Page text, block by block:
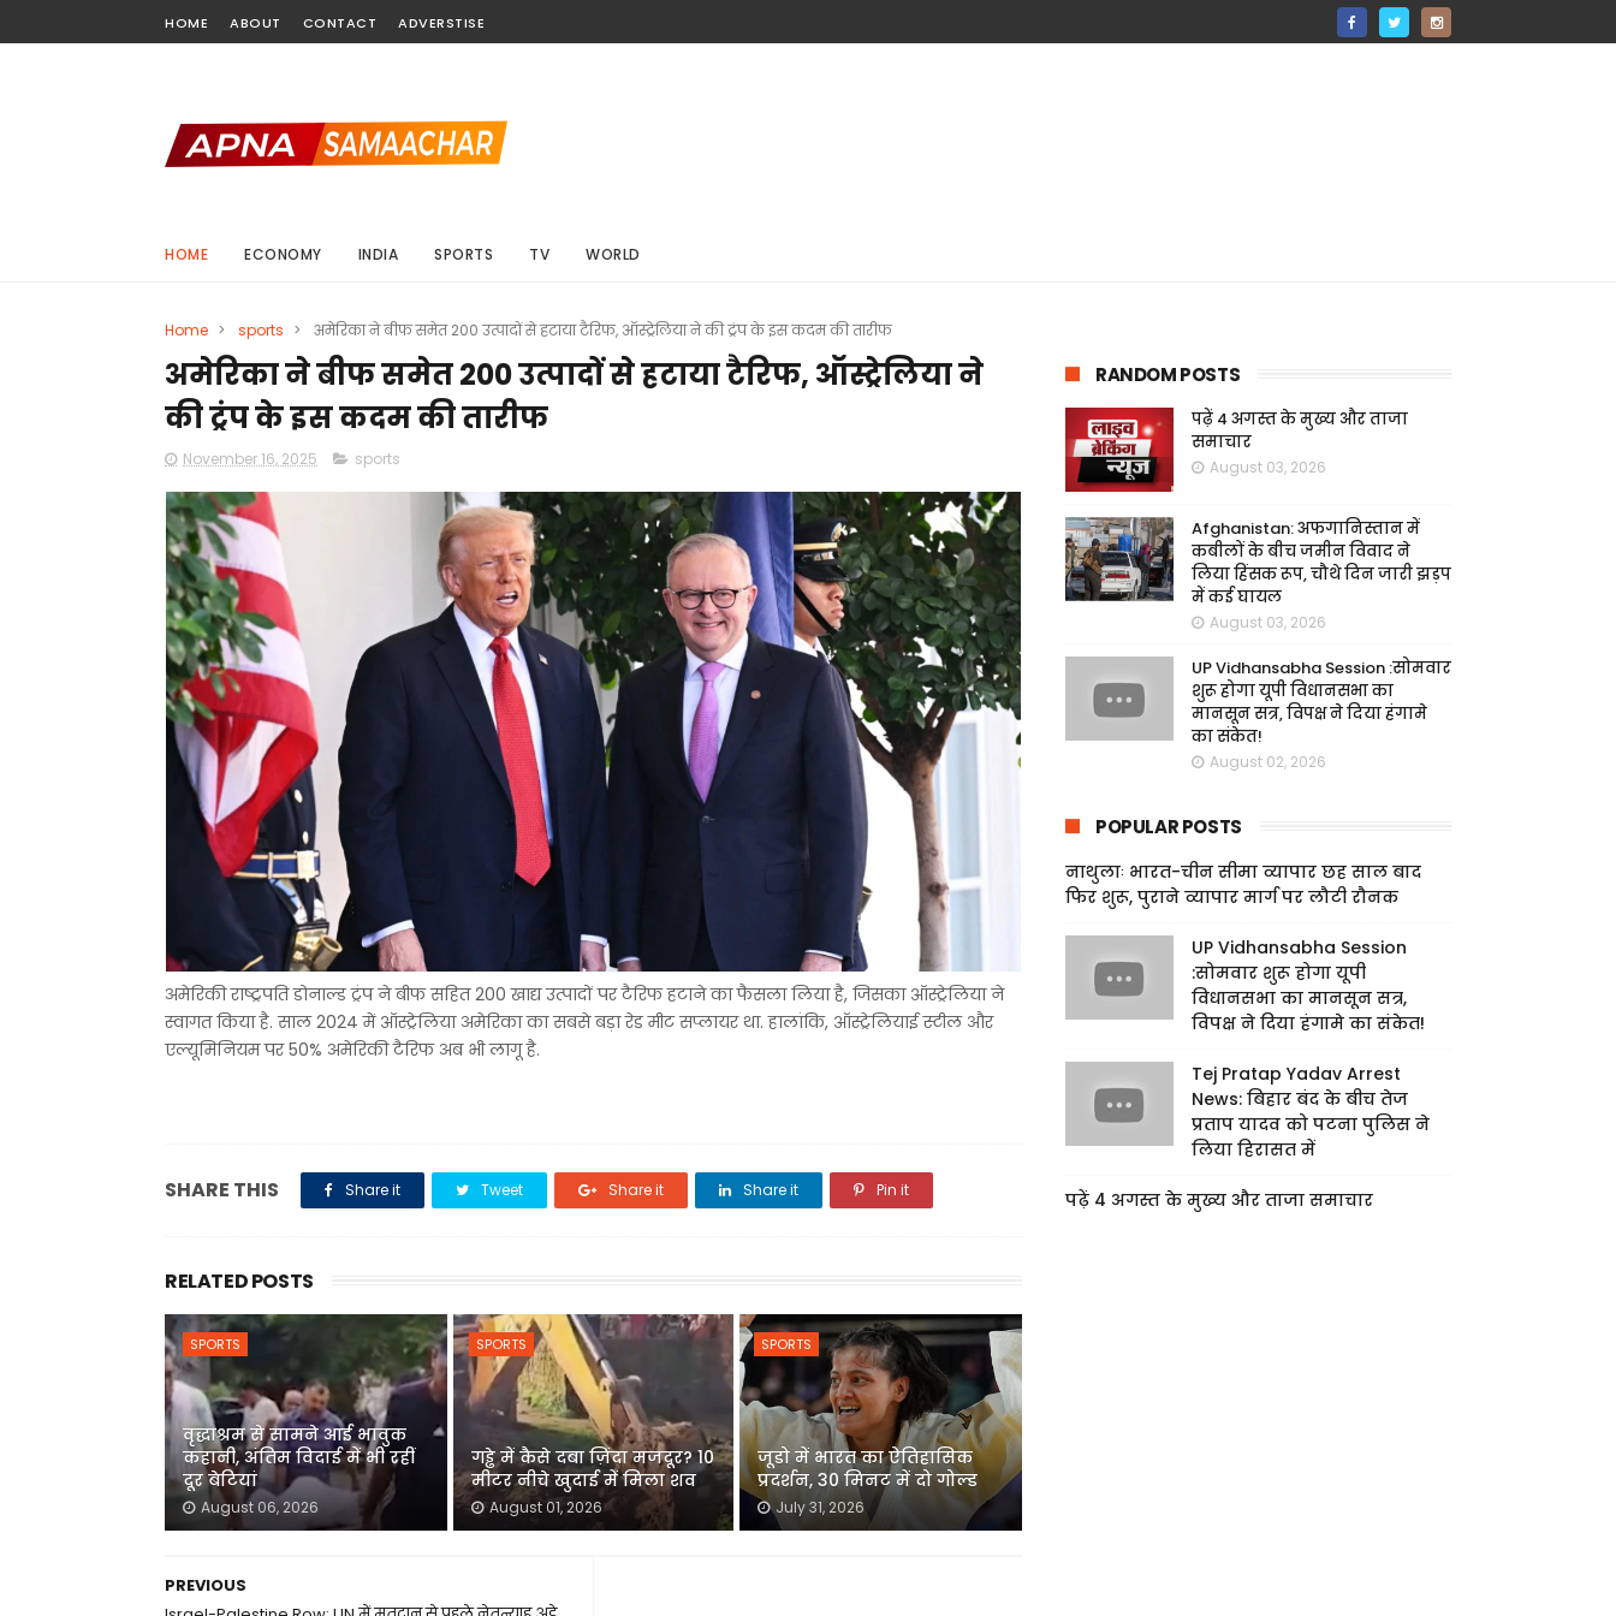
HOME ABOUT CONTACT ADVERSTISE
HOME ECONOMY INDIA SPORTS TV WORLD
Home > sports > अमेरिका ने बीफ समेत 200 उत्पादों से हटाया टैरिफ, ऑस्ट्रेलिया ने की ट्रंप के इस कदम की तारीफ
अमेरिका ने बीफ समेत 200 उत्पादों से हटाया टैरिफ, ऑस्ट्रेलिया ने
की ट्रंप के इस कदम की तारीफ
November 16, 2025 sports
अमेरिकी राष्ट्रपति डोनाल्ड ट्रंप ने बीफ सहित 200 खाद्य उत्पादों पर टैरिफ हटाने का फैसला लिया है, जिसका ऑस्ट्रेलिया ने
स्वागत किया है. साल 2024 में ऑस्ट्रेलिया अमेरिका का सबसे बड़ा रेड मीट सप्लायर था. हालांकि, ऑस्ट्रेलियाई स्टील और
एल्यूमिनियम पर 50% अमेरिकी टैरिफ अब भी लागू है.
SHARE THIS Share it Tweet Share it Share it Pin it
RELATED POSTS
SPORTS
वृद्धाश्रम से सामने आई भावुक
कहानी, अंतिम विदाई में भी रहीं
दूर बेटियां
August 06, 2026
SPORTS
गड्ढे में कैसे दबा ज़िंदा मजदूर? 10
मीटर नीचे खुदाई में मिला शव
August 01, 2026
SPORTS
जूडो में भारत का ऐतिहासिक
प्रदर्शन, 30 मिनट में दो गोल्ड
July 31, 2026
PREVIOUS
RANDOM POSTS
पढ़ें 4 अगस्त के मुख्य और ताजा
समाचार
August 03, 2026
Afghanistan: अफगानिस्तान में
कबीलों के बीच जमीन विवाद ने
लिया हिंसक रूप, चौथे दिन जारी झड़प
में कई घायल
August 03, 2026
UP Vidhansabha Session :सोमवार
शुरू होगा यूपी विधानसभा का
मानसून सत्र, विपक्ष ने दिया हंगामे
का संकेत!
August 02, 2026
POPULAR POSTS
नाथुलाः भारत-चीन सीमा व्यापार छह साल बाद
फिर शुरू, पुराने व्यापार मार्ग पर लौटी रौनक
UP Vidhansabha Session
:सोमवार शुरू होगा यूपी
विधानसभा का मानसून सत्र,
विपक्ष ने दिया हंगामे का संकेत!
Tej Pratap Yadav Arrest
News: बिहार बंद के बीच तेज
प्रताप यादव को पटना पुलिस ने
लिया हिरासत में
पढ़ें 4 अगस्त के मुख्य और ताजा समाचार